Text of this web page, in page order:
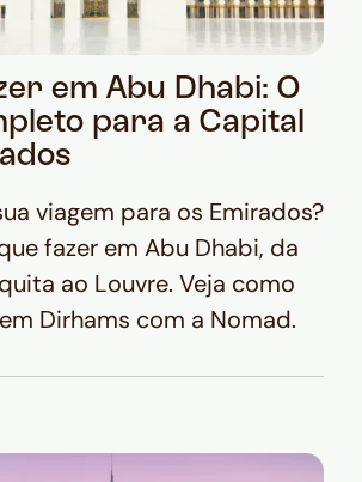
em Abu Dhabi: O
para a Capital
viagem para os Emirados?
fazer em Abu Dhabi, da
ao Louvre. Veja como
Dirhams com a Nomad.